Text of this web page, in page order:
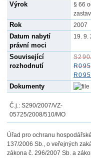
Výrok
§ 66
Rok 2007
Datum nabytí
právní moci
19. 9.
Související
rozhodnutí
Dokumenty
Č.j.: S290/2007/VZ-
05725/2008/510/MO
Úřad pro ochranu
137/2006 Sb., o veřejných
zákona č. 296/2007 Sb. a